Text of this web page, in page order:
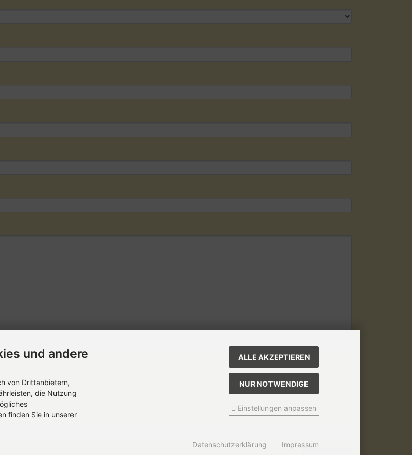
und andere
von Drittanbietern,
die Nutzung
finden Sie in unserer
ALLE AKZEPTIEREN
NUR NOTWENDIGE
Einstellungen anpassen
Datenschutzerklärung Impressum